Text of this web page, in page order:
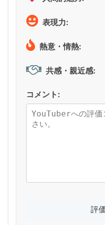
表現力:
熱意・情熱:
共感・親近感:
コメント: